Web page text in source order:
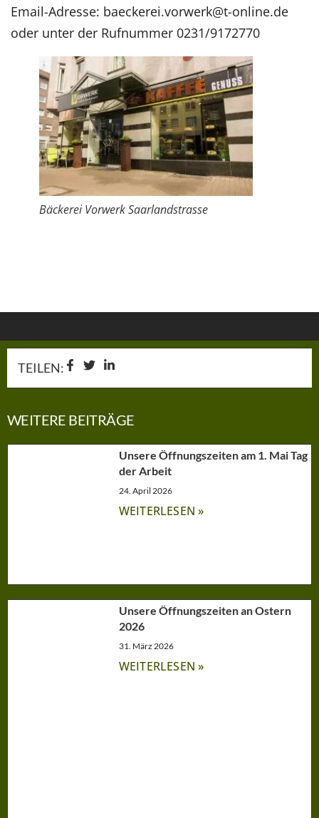
Email-Adresse: baeckerei.vorwerk@t-online.de
oder unter der Rufnummer 0231/9172770
Bäckerei Vorwerk Saarlandstrasse
TEILEN:
WEITERE BEITRÄGE
Unsere Öffnungszeiten am 1. Mai Tag
der Arbeit
24. April 2026
WEITERLESEN »
Unsere Öffnungszeiten an Ostern
2026
31. März 2026
WEITERLESEN »